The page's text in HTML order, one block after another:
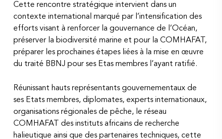
Cette rencontre stratégique intervient dans un
contexte international marqué par l’intensification des
efforts visant à renforcer la gouvernance de l’Océan,
préserver la biodiversité marine et pour la COMHAFAT,
préparer les prochaines étapes liées à la mise en œuvre
du traité BBNJ pour ses Etas membres l’ayant ratifié.
Réunissant hauts représentants gouvernementaux de
ses Etats membres, diplomates, experts internationaux,
organisations régionales de pêche, le réseau
COMHAFAT des instituts africains de recherche
halieutique ainsi que des partenaires techniques, cette